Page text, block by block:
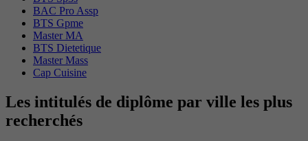
BAC Pro Assp
BTS Gpme
Master MA
BTS Dietetique
Master Mass
Cap Cuisine
Les intitulés de diplôme par ville les plus
recherchés